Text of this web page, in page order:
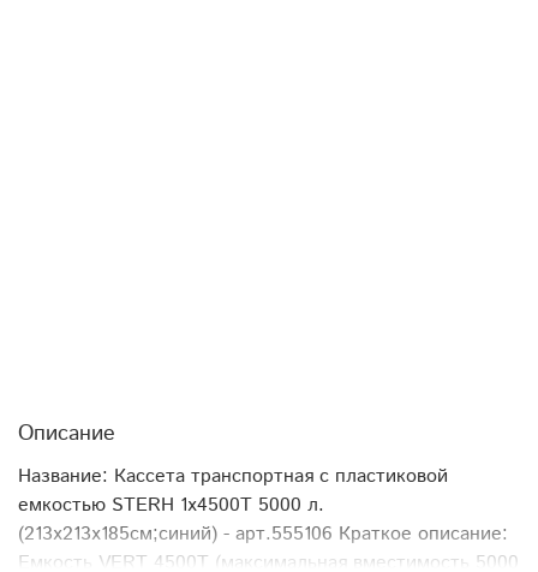
Описание
Название: Кассета транспортная с пластиковой
емкостью STERH 1х4500T 5000 л.
(213x213x185см;синий) - арт.555106 Краткое описание:
Емкость VERT 4500T (максимальная вместимость 5000